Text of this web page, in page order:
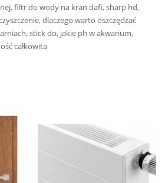
filtr do wody na kran dafi, sharp hd,
dlaczego warto oszczędzać
stick do, jakie ph w akwarium,
całkowita